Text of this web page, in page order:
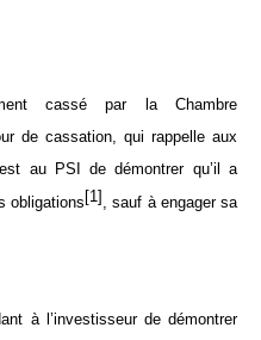
cassé par la Chambre
de cassation, qui rappelle aux
au PSI de démontrer qu’il a
obligations [1] , sauf à engager sa
à l’investisseur de démontrer